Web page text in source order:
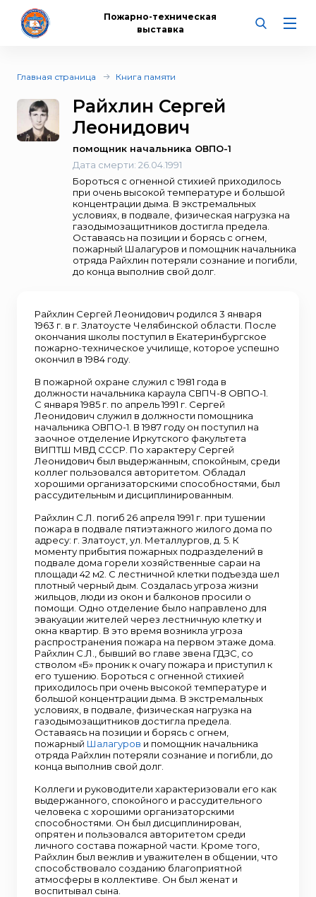
Пожарно-техническая
выставка
Главная страница Книга памяти
Райхлин Сергей
Леонидович
помощник начальника ОВПО-1
Дата смерти: 26.04.1991
Бороться с огненной стихией приходилось
при очень высокой температуре и большой
концентрации дыма. В экстремальных
условиях, в подвале, физическая нагрузка на
газодымозащитников достигла предела.
Оставаясь на позиции и борясь с огнем,
пожарный Шалагуров и помощник начальника
отряда Райхлин потеряли сознание и погибли,
до конца выполнив свой долг.
Райхлин Сергей Леонидович родился 3 января
1963 г. в г. Златоусте Челябинской области. После
окончания школы поступил в Екатеринбургское
пожарно-техническое училище, которое успешно
окончил в 1984 году.
В пожарной охране служил с 1981 года в
должности начальника караула СВПЧ-8 ОВПО-1.
С января 1985 г. по апрель 1991 г. Сергей
Леонидович служил в должности помощника
начальника ОВПО-1. В 1987 году он поступил на
заочное отделение Иркутского факультета
ВИПТШ МВД СССР. По характеру Сергей
Леонидович был выдержанным, спокойным, среди
коллег пользовался авторитетом. Обладал
хорошими организаторскими способностями, был
рассудительным и дисциплинированным.
Райхлин С.Л. погиб 26 апреля 1991 г. при тушении
пожара в подвале пятиэтажного жилого дома по
адресу: г. Златоуст, ул. Металлургов, д. 5. К
моменту прибытия пожарных подразделений в
подвале дома горели хозяйственные сараи на
площади 42 м2. С лестничной клетки подъезда шел
плотный черный дым. Создалась угроза жизни
жильцов, люди из окон и балконов просили о
помощи. Одно отделение было направлено для
эвакуации жителей через лестничную клетку и
окна квартир. В это время возникла угроза
распространения пожара на первом этаже дома.
Райхлин С.Л., бывший во главе звена ГДЗС, со
стволом «Б» проник к очагу пожара и приступил к
его тушению. Бороться с огненной стихией
приходилось при очень высокой температуре и
большой концентрации дыма. В экстремальных
условиях, в подвале, физическая нагрузка на
газодымозащитников достигла предела.
Оставаясь на позиции и борясь с огнем,
пожарный Шалагуров и помощник начальника
отряда Райхлин потеряли сознание и погибли, до
конца выполнив свой долг.
Коллеги и руководители характеризовали его как
выдержанного, спокойного и рассудительного
человека с хорошими организаторскими
способностями. Он был дисциплинирован,
опрятен и пользовался авторитетом среди
личного состава пожарной части. Кроме того,
Райхлин был вежлив и уважителен в общении, что
способствовало созданию благоприятной
атмосферы в коллективе. Он был женат и
воспитывал сына.